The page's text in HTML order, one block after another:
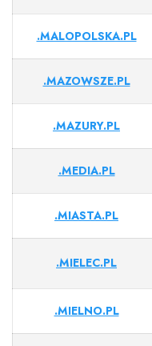
.MALOPOLSKA.PL
.MAZOWSZE.PL
.MAZURY.PL
.MEDIA.PL
.MIASTA.PL
.MIELEC.PL
.MIELNO.PL